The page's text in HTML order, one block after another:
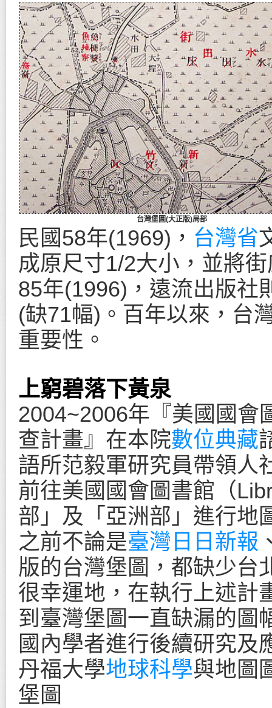
台灣堡圖(大正版)局部
民國58年(1969)， 台灣省
成原尺寸1/2大小，並將
85年(1996)，遠流出版社
(缺71幅)。百年以來，台
重要性。
上窮碧落下黃泉
2004~2006年『美國國會
查計畫』在本院數位典藏
語所范毅軍研究員帶領人
前往美國國會圖書館（
部」及「亞洲部」進行地
之前不論是臺灣日日新報
版的台灣堡圖，都缺少台
很幸運地，在執行上述計
到臺灣堡圖一直缺漏的圖
國內學者進行後續研究及
丹福大學地球科學與地圖
堡圖